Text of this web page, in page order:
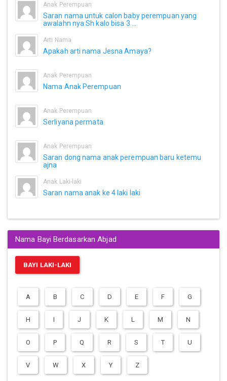
Anak Perempuan
Saran nama untuk calon baby perempuan yang
awalahn nya Sh kalo bisa 3 ...
Arti Nama
Apakah arti nama Jesna Amaya?
Anak Perempuan
Nama Anak Perempuan
Anak Perempuan
Serliyana permata
Anak Perempuan
Saran dong nama anak perempuan baru ketemu
ajna
Anak Laki-laki
Saran nama anak ke 4 laki laki
Nama Bayi Berdasarkan Abjad
BAYI LAKI-LAKI
A B C D E F G
H I J K L M N
O P Q R S T U
V W X Y Z